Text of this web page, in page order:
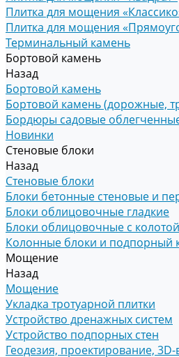
Плитка для мощения
Плитка для мощения
Терминальный камень
Бортовой камень
Назад
Бортовой камень
Бортовой камень (дорожные,
Бордюры садовые
Новинки
Стеновые блоки
Назад
Стеновые блоки
Блоки бетонные стеновые и
Блоки облицовочные гладкие
Блоки облицовочные с
Колонные блоки и подпорный
Мощение
Назад
Мощение
Укладка тротуарной плитки
Устройство дренажных систем
Устройство подпорных стен
Геодезия, проектирование,